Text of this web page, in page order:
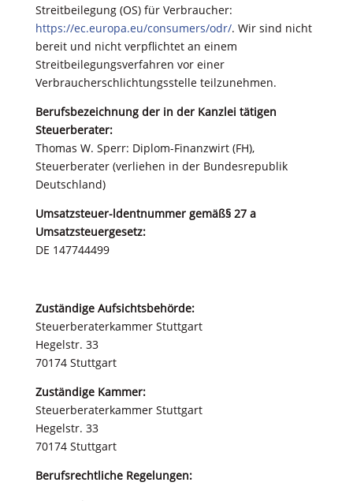
Streitbeilegung (OS) für Verbraucher:
https://ec.europa.eu/consumers/odr/. Wir sind nicht
bereit und nicht verpflichtet an einem
Streitbeilegungsverfahren vor einer
Verbraucherschlichtungsstelle teilzunehmen.
Berufsbezeichnung der in der Kanzlei tätigen
Steuerberater:
Thomas W. Sperr: Diplom-Finanzwirt (FH),
Steuerberater (verliehen in der Bundesrepublik
Deutschland)
Umsatzsteuer-ldentnummer gemäß§ 27 a
Umsatzsteuergesetz:
DE 147744499
Zuständige Aufsichtsbehörde:
Steuerberaterkammer Stuttgart
Hegelstr. 33
70174 Stuttgart
Zuständige Kammer:
Steuerberaterkammer Stuttgart
Hegelstr. 33
70174 Stuttgart
Berufsrechtliche Regelungen: